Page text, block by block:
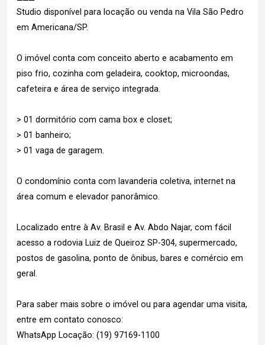
Studio disponível para locação ou venda na Vila São Pedro
em Americana/SP.
O imóvel conta com conceito aberto e acabamento em
piso frio, cozinha com geladeira, cooktop, microondas,
cafeteira e área de serviço integrada.
> 01 dormitório com cama box e closet;
> 01 banheiro;
> 01 vaga de garagem.
O condomínio conta com lavanderia coletiva, internet na
área comum e elevador panorâmico.
Localizado entre à Av. Brasil e Av. Abdo Najar, com fácil
acesso a rodovia Luiz de Queiroz SP-304, supermercado,
postos de gasolina, ponto de ônibus, bares e comércio em
geral.
Para saber mais sobre o imóvel ou para agendar uma visita,
entre em contato conosco:
WhatsApp Locação: (19) 97169-1100